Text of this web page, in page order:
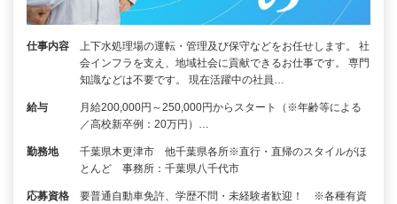
仕事内容
上下水処理場の運転・管理及び保守などをお任せします。 社
会インフラを支え、地域社会に貢献できるお仕事です。 専門
知識などは不要です。 現在活躍中の社員…
給与
月給200,000円～250,000円からスタート（※年齢等による
／高校新卒例：20万円）…
勤務地
千葉県木更津市 他千葉県各所※直行・直帰のスタイルがほ
とんど 事務所：千葉県八千代市
応募資格
要普通自動車免許、学歴不問・未経験者歓迎！ ※各種有資